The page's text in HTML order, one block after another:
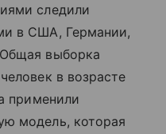
следили
в США, Германии,
выборка
в возрасте
применили
модель, которая